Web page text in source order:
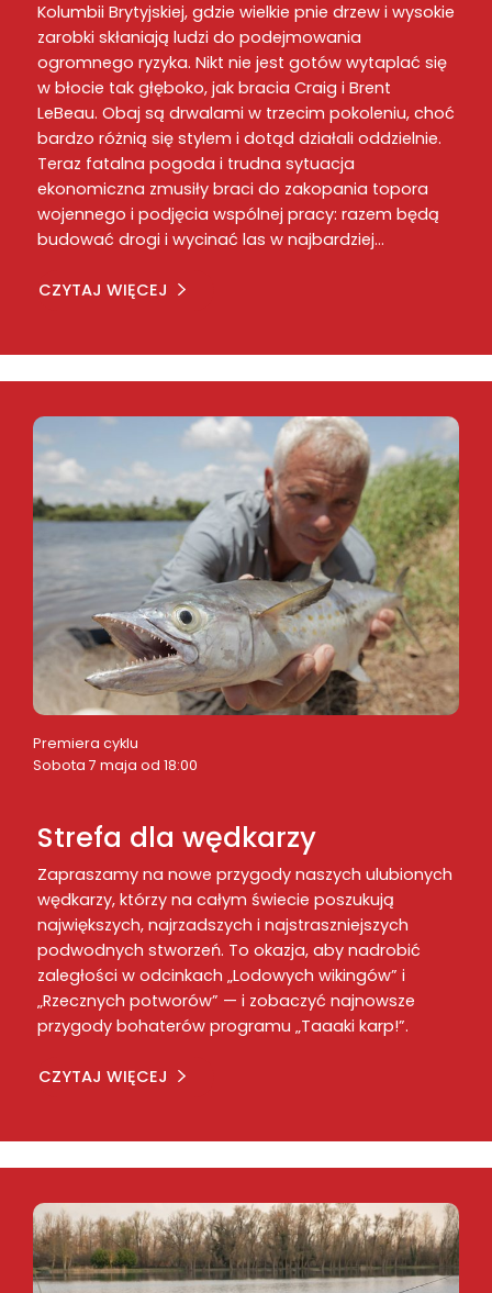
Kolumbii Brytyjskiej, gdzie wielkie pnie drzew i wysokie
zarobki skłaniają ludzi do podejmowania
ogromnego ryzyka. Nikt nie jest gotów wytaplać się
w błocie tak głęboko, jak bracia Craig i Brent
LeBeau. Obaj są drwalami w trzecim pokoleniu, choć
bardzo różnią się stylem i dotąd działali oddzielnie.
Teraz fatalna pogoda i trudna sytuacja
ekonomiczna zmusiły braci do zakopania topora
wojennego i podjęcia wspólnej pracy: razem będą
budować drogi i wycinać las w najbardziej…
CZYTAJ WIĘCEJ
Premiera cyklu
Sobota 7 maja od 18:00
Strefa dla wędkarzy
Zapraszamy na nowe przygody naszych ulubionych
wędkarzy, którzy na całym świecie poszukują
największych, najrzadszych i najstraszniejszych
podwodnych stworzeń. To okazja, aby nadrobić
zaległości w odcinkach „Lodowych wikingów” i
„Rzecznych potworów” — i zobaczyć najnowsze
przygody bohaterów programu „Taaaki karp!”.
CZYTAJ WIĘCEJ